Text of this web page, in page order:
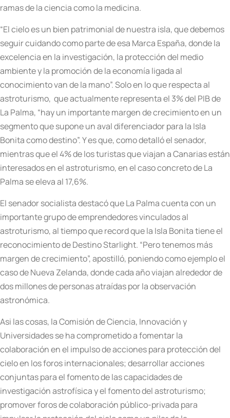
ramas de la ciencia como la medicina.
“El cielo es un bien patrimonial de nuestra isla, que debemos
seguir cuidando como parte de esa Marca España, donde la
excelencia en la investigación, la protección del medio
ambiente y la promoción de la economía ligada al
conocimiento van de la mano”. Solo en lo que respecta al
astroturismo, que actualmente representa el 3% del PIB de
La Palma, “hay un importante margen de crecimiento en un
segmento que supone un aval diferenciador para la Isla
Bonita como destino”. Y es que, como detalló el senador,
mientras que el 4% de los turistas que viajan a Canarias están
interesados en el astroturismo, en el caso concreto de La
Palma se eleva al 17,6%.
El senador socialista destacó que La Palma cuenta con un
importante grupo de emprendedores vinculados al
astroturismo, al tiempo que record que la Isla Bonita tiene el
reconocimiento de Destino Starlight. “Pero tenemos más
margen de crecimiento”, apostilló, poniendo como ejemplo el
caso de Nueva Zelanda, donde cada año viajan alrededor de
dos millones de personas atraídas por la observación
astronómica.
Asi las cosas, la Comisión de Ciencia, Innovación y
Universidades se ha comprometido a fomentar la
colaboración en el impulso de acciones para protección del
cielo en los foros internacionales; desarrollar acciones
conjuntas para el fomento de las capacidades de
investigación astrofísica y el fomento del astroturismo;
promover foros de colaboración público-privada para